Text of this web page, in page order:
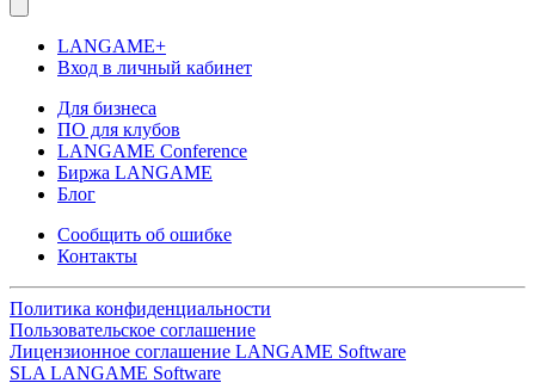
LANGAME+
Вход в личный кабинет
Для бизнеса
ПО для клубов
LANGAME Conference
Биржа LANGAME
Блог
Сообщить об ошибке
Контакты
Политика конфиденциальности
Пользовательское соглашение
Лицензионное соглашение LANGAME Software
SLA LANGAME Software